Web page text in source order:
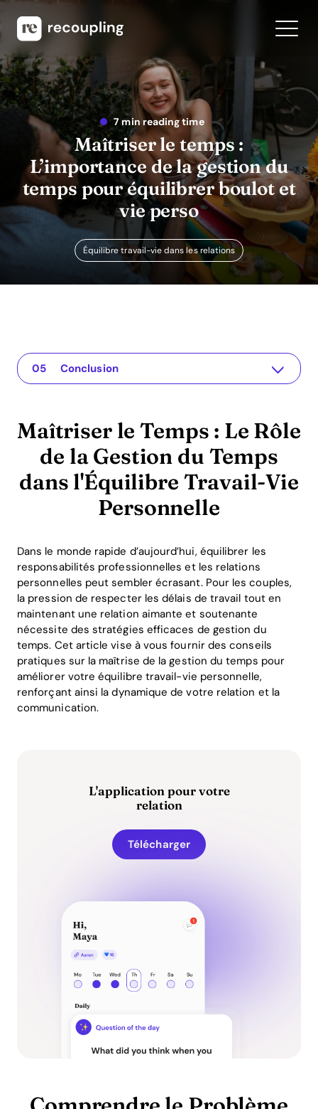
7 min reading time
Maîtriser le temps :
L’importance de la gestion du
temps pour équilibrer boulot et
vie perso
Équilibre travail-vie dans les relations
Maîtriser le Temps : Le Rôle de la Gestion du Temps dans l'Équilibre Travail-Vie Personnelle
L'application pour votre relation
Comprendre le Problème
Solutions ou Perspectives Pratiques
Conclusion
Maîtriser le Temps : Le Rôle
de la Gestion du Temps
dans l'Équilibre Travail-Vie
Personnelle
Dans le monde rapide d’aujourd’hui, équilibrer les
responsabilités professionnelles et les relations
personnelles peut sembler écrasant. Pour les couples,
la pression de respecter les délais de travail tout en
maintenant une relation aimante et soutenante
nécessite des stratégies efficaces de gestion du
temps. Cet article vise à vous fournir des conseils
pratiques sur la maîtrise de la gestion du temps pour
améliorer votre équilibre travail-vie personnelle,
renforçant ainsi la dynamique de votre relation et la
communication.
L'application pour votre
relation
Télécharger